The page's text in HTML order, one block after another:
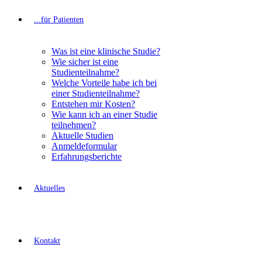
...für Patienten
Was ist eine klinische Studie?
Wie sicher ist eine
Studienteilnahme?
Welche Vorteile habe ich bei
einer Studienteilnahme?
Entstehen mir Kosten?
Wie kann ich an einer Studie
teilnehmen?
Aktuelle Studien
Anmeldeformular
Erfahrungsberichte
Aktuelles
Kontakt